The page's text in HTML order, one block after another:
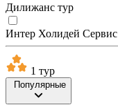
Дилижанс тур
Интер Холидей Сервис
1 тур
Популярные